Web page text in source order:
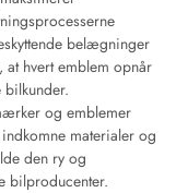
belægninger
hvert emblem opnår
og emblemer
materialer og
den ry og
bilproducenter.